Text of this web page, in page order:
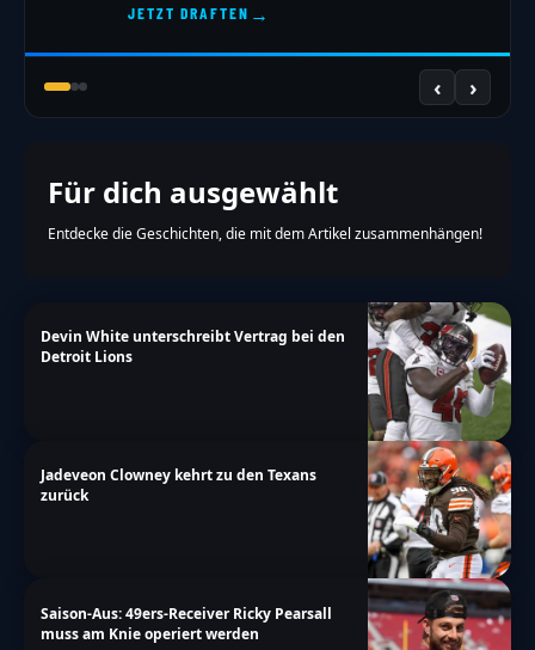
JETZT DRAFTEN →
‹ ›
Für dich ausgewählt
Entdecke die Geschichten, die mit dem Artikel zusammenhängen!
Devin White unterschreibt Vertrag bei den
Detroit Lions
Jadeveon Clowney kehrt zu den Texans
zurück
Saison-Aus: 49ers-Receiver Ricky Pearsall
muss am Knie operiert werden